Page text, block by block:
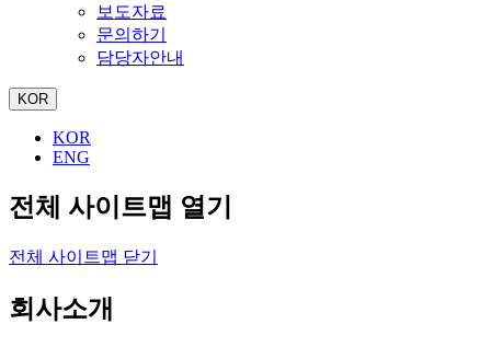
보도자료
문의하기
담당자안내
KOR
KOR
ENG
전체 사이트맵 열기
전체 사이트맵 닫기
회사소개